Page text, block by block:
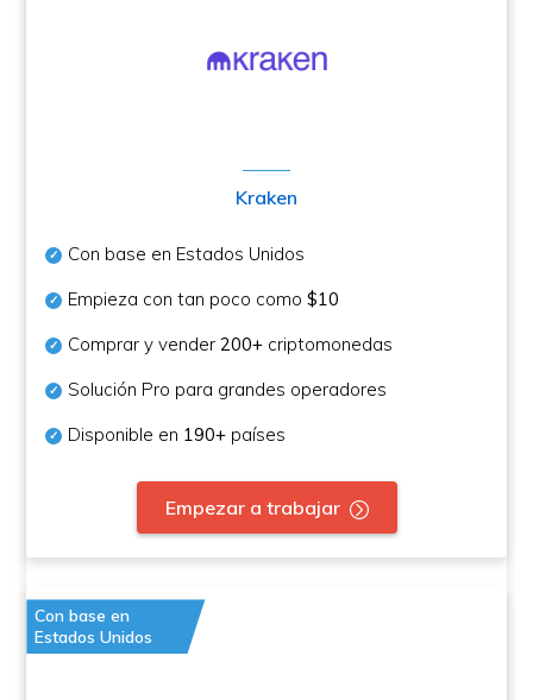
Kraken
Con base en Estados Unidos
Empieza con tan poco como$10
Comprar y vender200+ criptomonedas
Solución Pro para grandes operadores
Disponible en 190+ países
Empezar a trabajar
Con base en
Estados Unidos